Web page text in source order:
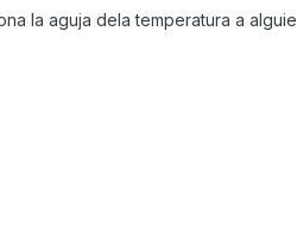
la aguja dela temperatura a